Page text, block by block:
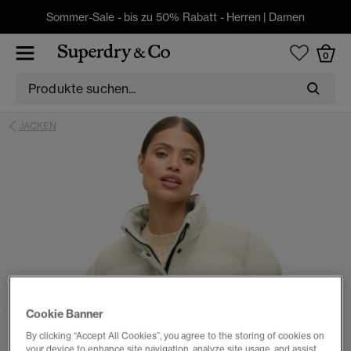
Sommer-Sale - bis zu 50% Rabatt - Herren | Damen
0
JACKEN
Cookie Banner
By clicking “Accept All Cookies”, you agree to the storing of cookies on